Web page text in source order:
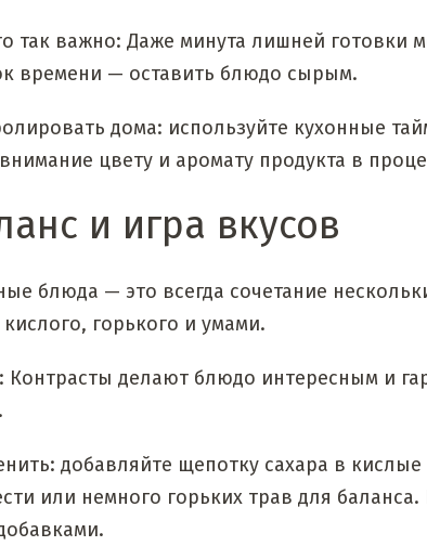
так важно: Даже минута лишней готовки
времени — оставить блюдо сырым.
дома: используйте кухонные
цвету и аромату продукта в
и игра вкусов
блюда — это всегда сочетание
кислого, горького и умами.
Контрасты делают блюдо интересным и
добавляйте щепотку сахара в
или немного горьких трав для